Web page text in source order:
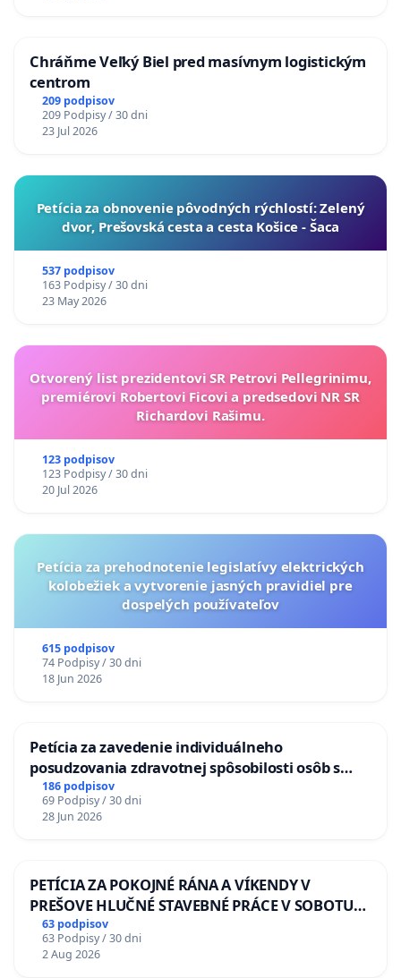
Chráňme Veľký Biel pred masívnym logistickým
centrom
209 podpisov
209 Podpisy / 30 dni
23 Jul 2026
​Petícia za obnovenie pôvodných rýchlostí: Zelený
dvor, Prešovská cesta a cesta Košice - Šaca
537 podpisov
163 Podpisy / 30 dni
23 May 2026
Otvorený list prezidentovi SR Petrovi Pellegrinimu,
premiérovi Robertovi Ficovi a predsedovi NR SR
Richardovi Rašimu.
123 podpisov
123 Podpisy / 30 dni
20 Jul 2026
Petícia za prehodnotenie legislatívy elektrických
kolobežiek a vytvorenie jasných pravidiel pre
dospelých používateľov
615 podpisov
74 Podpisy / 30 dni
18 Jun 2026
Petícia za zavedenie individuálneho
posudzovania zdravotnej spôsobilosti osôb s
diabetom 1. a 2. typu pri prijímaní do
Policajného zboru SR
186 podpisov
69 Podpisy / 30 dni
28 Jun 2026
PETÍCIA ZA POKOJNÉ RÁNA A VÍKENDY V
PREŠOVE HLUČNÉ STAVEBNÉ PRÁCE V SOBOTU
LEN OD 9.00 DO 13.00 HOD., CEZ PRACOVNÝ
TÝŽDEŇ CIEĽ 8.00 – 18.00 HOD. A PRAVIDELNÁ
KONTROLA STAVBY C-AREA NA
63 podpisov
63 Podpisy / 30 dni
2 Aug 2026